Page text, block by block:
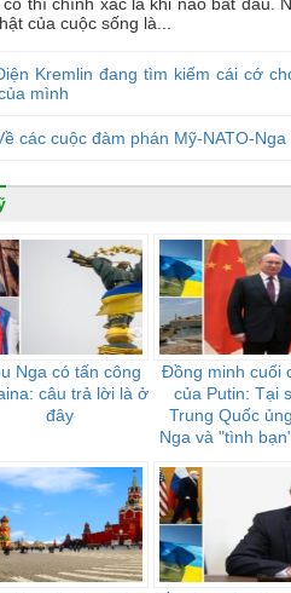
của cuộc sống là...
Kremlin đang tìm kiếm cái cớ
mình
các cuộc đàm phán Mỹ-NATO-Nga
Nga có tấn công
câu trả lời là ở
đây
Đồng minh cuối
của Putin: Tại
Trung Quốc
Nga và "tình